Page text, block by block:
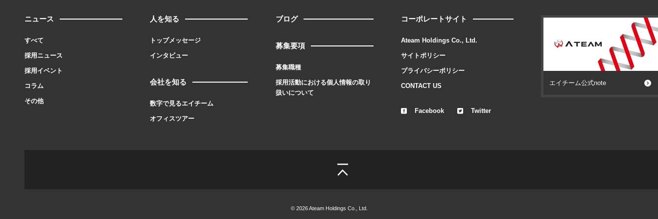
ニュース
すべて
採用ニュース
採用イベント
コラム
その他
人を知る
トップメッセージ
インタビュー
会社を知る
数字で見るエイチーム
オフィスツアー
ブログ
募集要項
募集職種
採用活動における個人情報の取り
扱いについて
コーポレートサイト
Ateam Holdings Co., Ltd.
サイトポリシー
プライバシーポリシー
CONTACT US
Facebook Twitter
エイチーム公式note
© 2026 Ateam Holdings Co., Ltd.